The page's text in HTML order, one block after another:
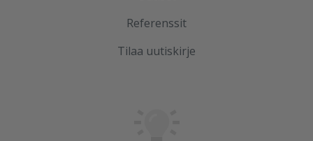
Referenssit
Tilaa uutiskirje